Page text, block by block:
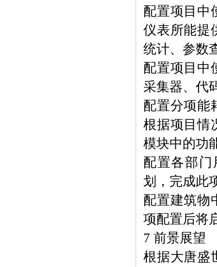
配置项目中
仪表所能提
统计、参数
配置项目中
采集器、代
配置分项能
根据项目情
模块中的功
配置各部
划，完成此
配置建筑物
项配置后将
7 前景展望
根据大唐盛